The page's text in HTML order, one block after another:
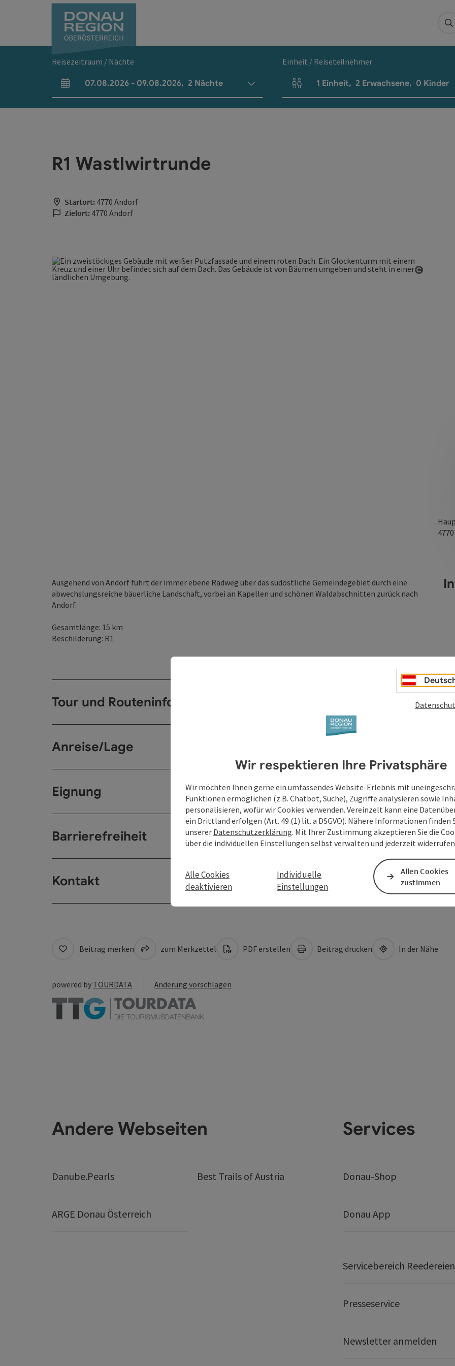
Reisezeitraum / Nächte
An- und Abreisefelder
07.08.2026 - 09.08.2026, 2 Nächte
Einheit / Reiseteilnehmer
Einheitenanzahl und Personenfelder
1 Einheit, 2 Erwachsene, 0 Kinder
R1 Wastlwirtrunde
Startort: 4770 Andorf
Zielort: 4770 Andorf
4770
Ausgehend von Andorf führt der immer ebene Radweg über das südöstliche Gemeindegebiet durch eine
abwechslungsreiche bäuerliche Landschaft, vorbei an Kapellen und schönen Waldabschnitten zurück nach
Andorf.
Gesamtlänge: 15 km
Beschilderung: R1
Tour und Routeninformationen
Anreise/Lage
Eignung
Barrierefreiheit
Kontakt
Beitrag merken zum Merkzettel PDF erstellen Beitrag drucken In der Nähe
powered by TOURDATA Änderung vorschlagen
Andere Webseiten
Danube.Pearls Best Trails of Austria
ARGE Donau Österreich
Services
Donau-Shop
Donau App
Servicebereich Reedereien
Presseservice
Newsletter anmelden
Wir respektieren Ihre Privatsphäre
Wir möchten Ihnen gerne ein umfassendes Website-Erlebnis mit
Funktionen ermöglichen (z.B. Chatbot, Suche), Zugriffe analysieren sowie
personalisieren, wofür wir Cookies verwenden. Vereinzelt kann eine
ein Drittland erfolgen (Art. 49 (1) lit. a DSGVO). Nähere Informationen finden
unserer Datenschutzerklärung. Mit Ihrer Zustimmung akzeptieren Sie die
über die individuellen Einstellungen selbst verwalten und jederzeit
Alle Cookies
deaktivieren
Individuelle
Einstellungen
Allen Cookies
zustimmen